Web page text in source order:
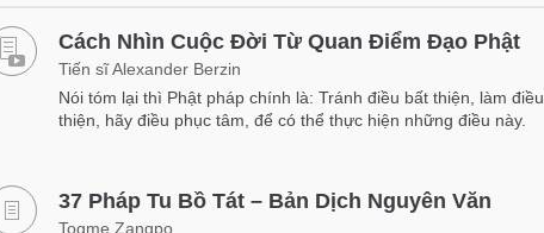
Cách Nhìn Cuộc Đời Từ Quan Điểm Đạo Phật
Tiến sĩ Alexander Berzin
Nói tóm lại thì Phật pháp chính là: Tránh điều bất thiện, làm điều
thiện, hãy điều phục tâm, để có thể thực hiện những điều này.
37 Pháp Tu Bồ Tát – Bản Dịch Nguyên Văn
Togme Zangpo